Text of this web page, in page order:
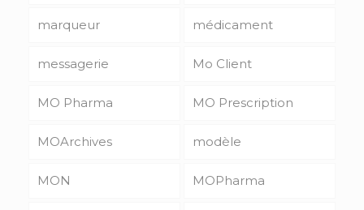
marqueur médicament
messagerie Mo Client
MO Pharma MO Prescription
MOArchives modèle
MON MOPharma